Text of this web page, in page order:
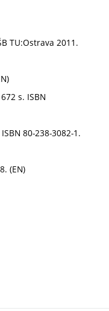
TU:Ostrava 2011.
s. ISBN
80-238-3082-1.
(EN)